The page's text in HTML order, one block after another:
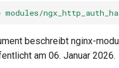
AlmaLinux
modules/
beschreibt nginx-
am 06. Januar 2026.